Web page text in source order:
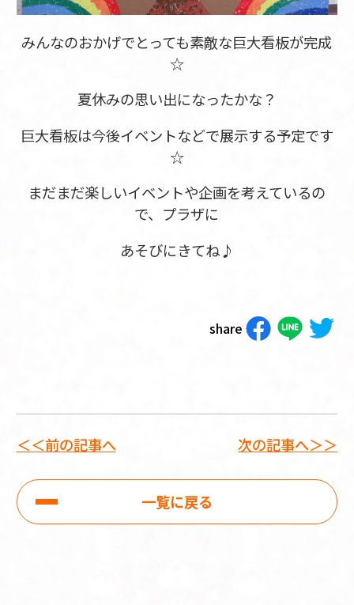
みんなのおかげでとっても素敵な巨大看板が完成
☆
夏休みの思い出になったかな？
巨大看板は今後イベントなどで展示する予定です
☆
まだまだ楽しいイベントや企画を考えているの
で、プラザに
あそびにきてね♪
share
＜＜前の記事へ
一覧に戻る
次の記事へ＞＞